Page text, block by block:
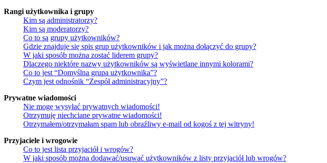
Rangi użytkownika i grupy
Kim są administratorzy?
Kim są moderatorzy?
Co to są grupy użytkowników?
Gdzie znajduje się spis grup użytkowników i jak można dołączyć do grupy?
W jaki sposób można zostać liderem grupy?
Dlaczego niektóre nazwy użytkowników są wyświetlane innymi kolorami?
Co to jest “Domyślna grupa użytkownika”?
Czym jest odnośnik “Zespół administracyjny”?
Prywatne wiadomości
Nie mogę wysyłać prywatnych wiadomości!
Otrzymuję niechciane prywatne wiadomości!
Otrzymałem/otrzymałam spam lub obraźliwy e-mail od kogoś z tej witryny!
Przyjaciele i wrogowie
Co to jest lista przyjaciół i wrogów?
W jaki sposób można dodawać/usuwać użytkowników z listy przyjaciół lub wrogów?